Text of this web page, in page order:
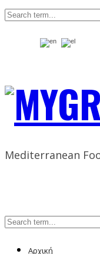
Mediterranean
Αρχική